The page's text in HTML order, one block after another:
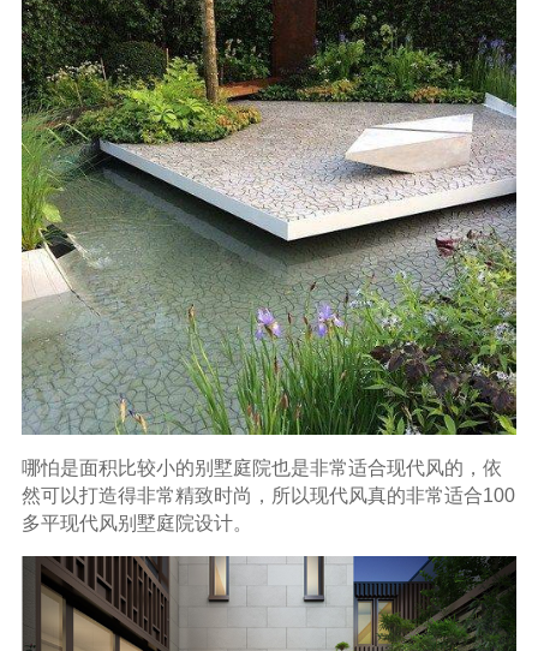
哪怕是面积比较小的别墅庭院也是非常适合现代风的，依
然可以打造得非常精致时尚，所以现代风真的非常适合100
多平现代风别墅庭院设计。